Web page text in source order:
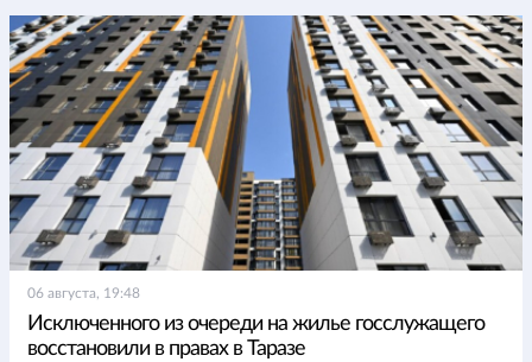
06 августа, 19:48
Исключенного из очереди на жилье госслужащего
восстановили в правах в Таразе